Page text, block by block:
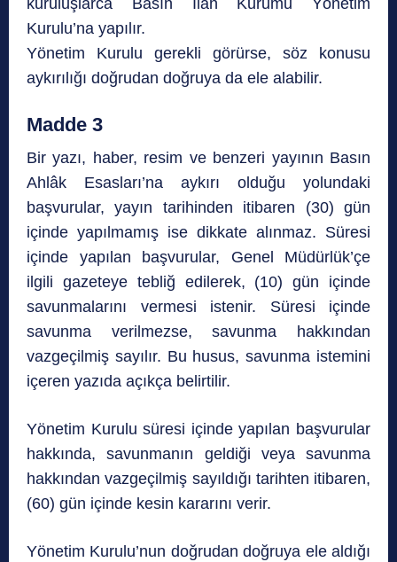
kuruluşlarca Basın İlân Kurumu Yönetim
Kurulu’na yapılır.
Yönetim Kurulu gerekli görürse, söz konusu
aykırılığı doğrudan doğruya da ele alabilir.
Madde 3
Bir yazı, haber, resim ve benzeri yayının Basın
Ahlâk Esasları’na aykırı olduğu yolundaki
başvurular, yayın tarihinden itibaren (30) gün
içinde yapılmamış ise dikkate alınmaz. Süresi
içinde yapılan başvurular, Genel Müdürlük’çe
ilgili gazeteye tebliğ edilerek, (10) gün içinde
savunmalarını vermesi istenir. Süresi içinde
savunma verilmezse, savunma hakkından
vazgeçilmiş sayılır. Bu husus, savunma istemini
içeren yazıda açıkça belirtilir.
Yönetim Kurulu süresi içinde yapılan başvurular
hakkında, savunmanın geldiği veya savunma
hakkından vazgeçilmiş sayıldığı tarihten itibaren,
(60) gün içinde kesin kararını verir.
Yönetim Kurulu’nun doğrudan doğruya ele aldığı